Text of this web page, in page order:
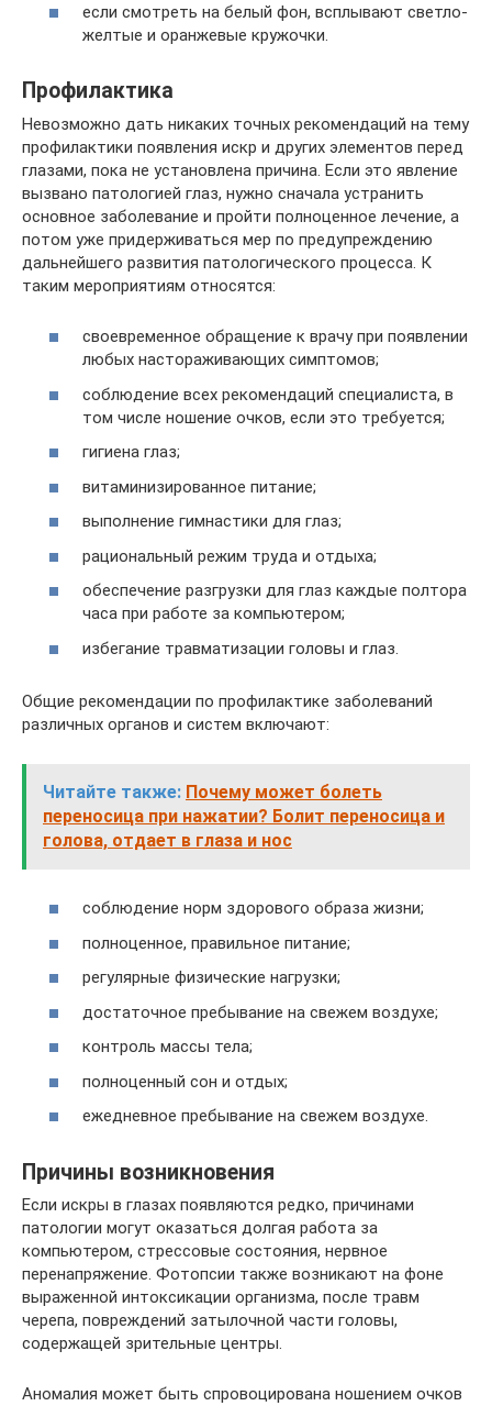
если смотреть на белый фон, всплывают светло-
желтые и оранжевые кружочки.
Профилактика
Невозможно дать никаких точных рекомендаций на тему
профилактики появления искр и других элементов перед
глазами, пока не установлена причина. Если это явление
вызвано патологией глаз, нужно сначала устранить
основное заболевание и пройти полноценное лечение, а
потом уже придерживаться мер по предупреждению
дальнейшего развития патологического процесса. К
таким мероприятиям относятся:
своевременное обращение к врачу при появлении
любых настораживающих симптомов;
соблюдение всех рекомендаций специалиста, в
том числе ношение очков, если это требуется;
гигиена глаз;
витаминизированное питание;
выполнение гимнастики для глаз;
рациональный режим труда и отдыха;
обеспечение разгрузки для глаз каждые полтора
часа при работе за компьютером;
избегание травматизации головы и глаз.
Общие рекомендации по профилактике заболеваний
различных органов и систем включают:
Читайте также: Почему может болеть
переносица при нажатии? Болит переносица и
голова, отдает в глаза и нос
соблюдение норм здорового образа жизни;
полноценное, правильное питание;
регулярные физические нагрузки;
достаточное пребывание на свежем воздухе;
контроль массы тела;
полноценный сон и отдых;
ежедневное пребывание на свежем воздухе.
Причины возникновения
Если искры в глазах появляются редко, причинами
патологии могут оказаться долгая работа за
компьютером, стрессовые состояния, нервное
перенапряжение. Фотопсии также возникают на фоне
выраженной интоксикации организма, после травм
черепа, повреждений затылочной части головы,
содержащей зрительные центры.
Аномалия может быть спровоцирована ношением очков